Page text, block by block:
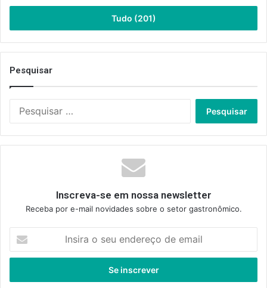
Tudo (201)
Pesquisar
Inscreva-se em nossa newsletter
Receba por e-mail novidades sobre o setor gastronômico.
seu
de